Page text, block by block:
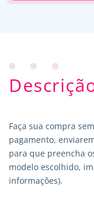
Faça sua compra
pagamento,
para que preencha
modelo escolhido,
informações).